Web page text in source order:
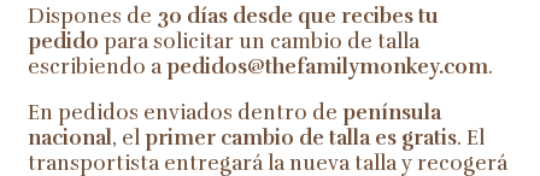
Dispones de 30 días desde que recibes tu
pedido para solicitar un cambio de talla
escribiendo apedidos@thefamilymonkey.com.
En pedidos enviados dentro de península
nacional, elprimer cambio de talla es gratis. El
transportista entregará la nueva talla y recogerá